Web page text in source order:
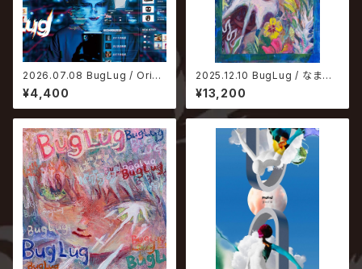
2026.07.08 BugLug / Origi
nal Not Found【初回生産限定
盤】
¥4,400
2025.12.10 BugLug / なまい
ろ。【完全生産限定盤】
¥13,200